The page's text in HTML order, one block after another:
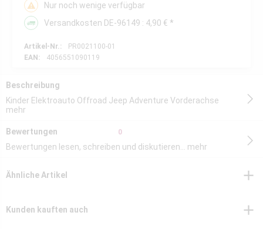
Nur noch wenige verfügbar
Versandkosten DE-96149 : 4,90 € *
Artikel-Nr.:
PR0021100-01
EAN:
4056551090119
Beschreibung
Kinder Elektroauto Offroad Jeep Adventure Vorderachse
mehr
Bewertungen 0
Bewertungen lesen, schreiben und diskutieren... mehr
Ähnliche Artikel
Kunden kauften auch